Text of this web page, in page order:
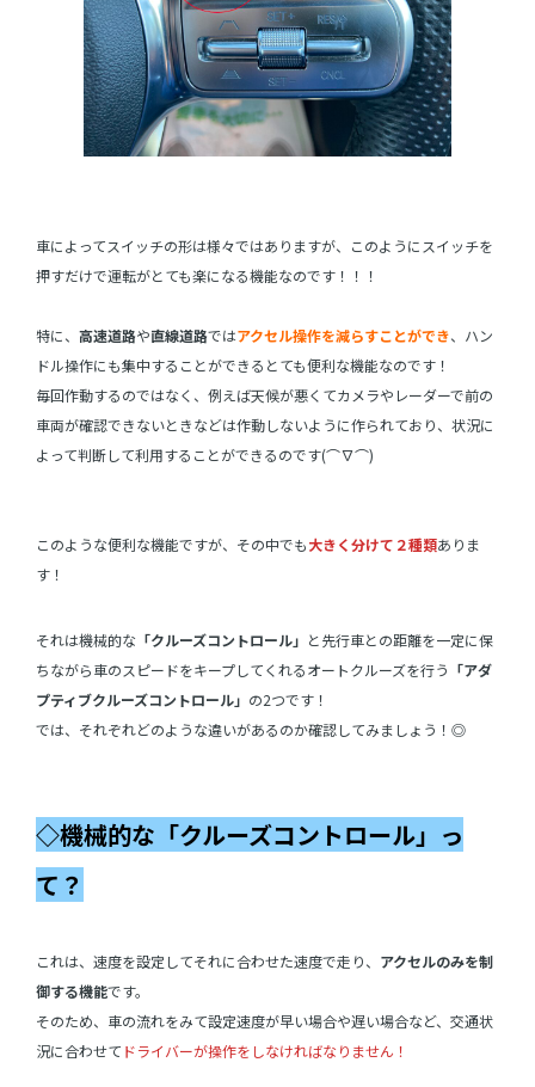
車によってスイッチの形は様々ではありますが、このようにスイッチを
押すだけで運転がとても楽になる機能なのです！！！
特に、 高速道路や直線道路ではアクセル操作を減らすことができ、ハン
ドル操作にも集中することができるとても便利な機能なのです！
毎回作動するのではなく、例えば天候が悪くてカメラやレーダーで前の
車両が確認できないときなどは作動しないように作られており、状況に
よって判断して利用することができるのです(⌒∇⌒)
このような便利な機能ですが、その中でも大きく分けて２種類ありま
す！
それは機械的な 「クルーズコントロール」 と先行車との距離を一定に保
ちながら車のスピードをキープしてくれるオートクルーズを行う 「アダ
プティブクルーズコントロール」 の2つです！
では、それぞれどのような違いがあるのか確認してみましょう！◎
◇機械的な「クルーズコントロール」っ
て？
これは、速度を設定してそれに合わせた速度で走り、 アクセルのみを制
御する機能です。
そのため、車の流れをみて設定速度が早い場合や遅い場合など、交通状
況に合わせて ドライバーが操作をしなければなりません！